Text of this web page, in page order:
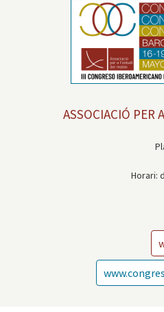
ASSOCIACIÓ PER
Horari: